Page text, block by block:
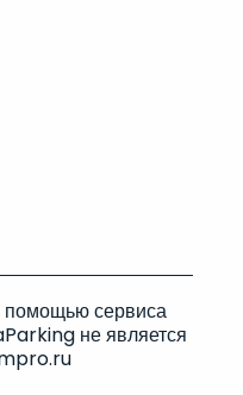
сервиса
не является